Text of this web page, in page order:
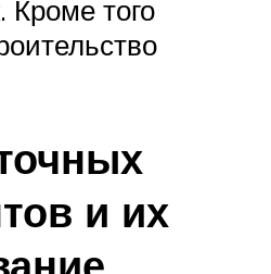
Кроме того
и их